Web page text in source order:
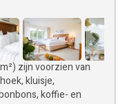
zijn voorzien van
kluisje,
koffie- en